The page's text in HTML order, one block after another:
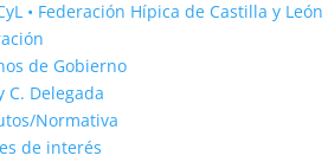
de Gobierno
C. Delegada
Normativa
de interés